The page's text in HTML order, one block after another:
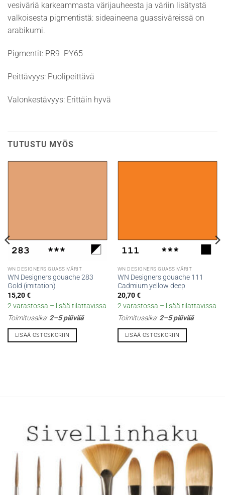
vesiväriä karkeammasta värijauheesta ja väriin lisätystä
valkoisesta pigmentistä: sideaineena guassiväreissä on
arabikumi.
Pigmentit: PR9 PY65
Peittävyys: Puolipeittävä
Valonkestävyys: Erittäin hyvä
TUTUSTU MYÖS
WN DESIGNERS GUASSIVÄRIT
WN Designers gouache 283
Gold (imitation)
15,20€
2 varastossa – lisää tilattavissa
Toimitusaika:2–5 päivää
LISÄÄ OSTOSKORIIN
WN DESIGNERS GUASSIVÄRIT
WN Designers gouache 111
Cadmium yellow deep
20,70€
2 varastossa – lisää tilattavissa
Toimitusaika:2–5 päivää
LISÄÄ OSTOSKORIIN